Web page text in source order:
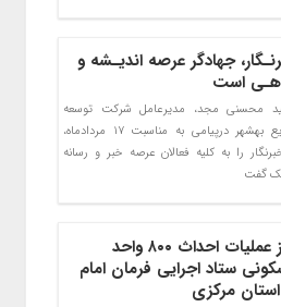
جهادگر عرصه اندیـشه و
است
محسنی مجد، مدیرعامل شرکت توسعه
صنایع بهشهر درپیامی به مناسبت ۱۷ مردادماه،
را به کلیه فعالان عرصه خبر و رسانه
گفت
آغاز عملیات احداث ۸۰۰ واحد
ستاد اجرایی فرمان امام
مرکزی